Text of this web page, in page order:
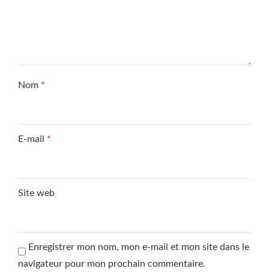
Nom *
E-mail *
Site web
Enregistrer mon nom, mon e-mail et mon site dans le
navigateur pour mon prochain commentaire.